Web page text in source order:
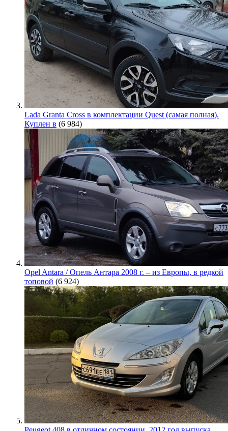
Lada Granta Cross в комплектации Quest (самая полная).
Куплен в (6 984)
Opel Antara / Опель Антара 2008 г. – из Европы, в редкой
топовой (6 924)